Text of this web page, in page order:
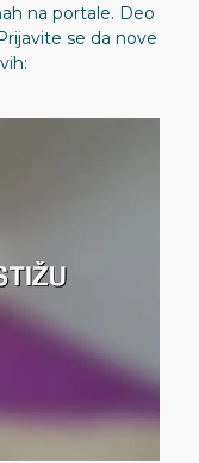
na portale. Deo
se da nove